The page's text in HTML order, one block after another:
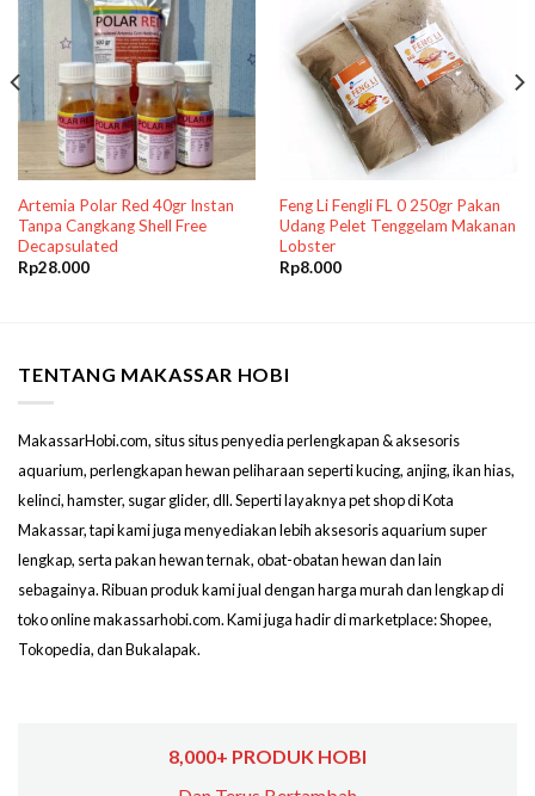
Artemia Polar Red 40gr Instan
Tanpa Cangkang Shell Free
Decapsulated
Rp28.000
Feng Li Fengli FL 0 250gr Pakan
Udang Pelet Tenggelam Makanan
Lobster
Rp8.000
TENTANG MAKASSAR HOBI
MakassarHobi.com, situs situs penyedia perlengkapan & aksesoris
aquarium, perlengkapan hewan peliharaan seperti kucing, anjing, ikan hias,
kelinci, hamster, sugar glider, dll. Seperti layaknya pet shop di Kota
Makassar, tapi kami juga menyediakan lebih aksesoris aquarium super
lengkap, serta pakan hewan ternak, obat-obatan hewan dan lain
sebagainya. Ribuan produk kami jual dengan harga murah dan lengkap di
toko online makassarhobi.com. Kami juga hadir di marketplace: Shopee,
Tokopedia, dan Bukalapak.
8,000+ PRODUK HOBI